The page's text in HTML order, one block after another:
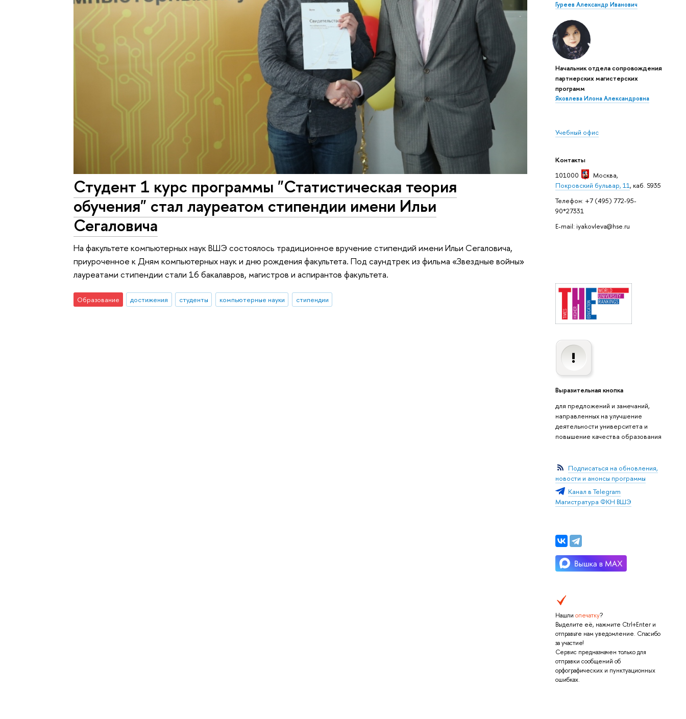
Гуреев Александр Иванович
Начальник отдела сопровождения
партнерских магистерских
программ
Яковлева Илона Александровна
Учебный офис
Контакты
101000
Москва,
Покровский бульвар, 11 , каб. S935
Телефон: +7 (495) 772-95-
90*27331
E-mail: iyakovleva@hse.ru
Выразительная кнопка
для предложений и замечаний,
направленных на улучшение
деятельности университета и
повышение качества образования
Подписаться на обновления,
новости и анонсы программы
Канал в Telegram
Магистратура ФКН ВШЭ
Нашли опечатку?
Выделите её, нажмите Ctrl+Enter и
отправьте нам уведомление. Спасибо
за участие!
Сервис предназначен только для
отправки сообщений об
орфографических и пунктуационных
ошибках.
Студент 1 курс программы "Статистическая теория
обучения" стал лауреатом стипендии имени Ильи
Сегаловича
На факультете компьютерных наук ВШЭ состоялось традиционное вручение стипендий имени Ильи Сегаловича,
приуроченное к Дням компьютерных наук и дню рождения факультета. Под саундтрек из фильма «Звездные войны»
лауреатами стипендии стали 16 бакалавров, магистров и аспирантов факультета.
Образование достижения студенты компьютерные науки стипендии